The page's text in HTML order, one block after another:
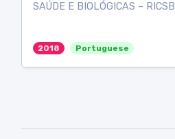
SAÚDE E BIOLÓGICAS – RICSB
2018 Portuguese